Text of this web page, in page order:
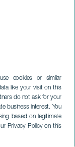
cookies or similar
like your visit on this
do not ask for your
business interest. You
based on legitimate
Privacy Policy on this